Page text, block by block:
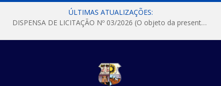
ÚLTIMAS ATUALIZAÇÕES:
DISPENSA DE LICITAÇÃO Nº 03/2026 (O objeto da presente dispensa é a escolha da proposta mais vantajosa para a aquisição, de aparelhos de ar condicionado, tipo Split, com material de instalação e fogão industrial, conforme condições, quantidades e exigências estabelecidas no termo de referencia e neste aviso de contratação direta e seus anexos)